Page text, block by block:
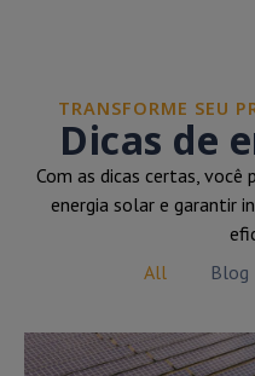
TRANSFORME SEU
Dicas de
Com as dicas certas,
energia solar e garantir
All
Blog